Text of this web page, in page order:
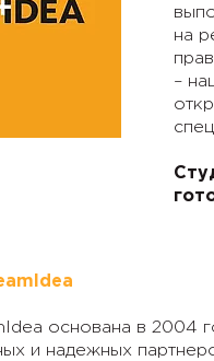
на
–
основана в 2004
и надежных